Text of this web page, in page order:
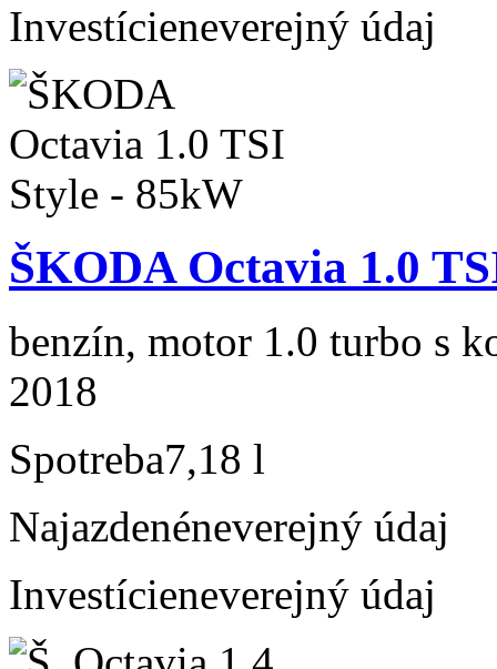
Investícieneverejný údaj
ŠKODA Octavia 1.0
benzín, motor 1.0 turbo s
2018
Spotreba7,18 l
Najazdenéneverejný údaj
Investícieneverejný údaj